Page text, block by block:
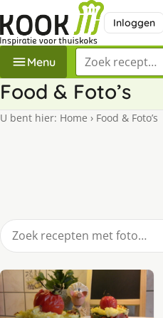
Inloggen
Menu Zoek een recept
Food & Foto’s
U bent hier: Home › Food & Foto’s